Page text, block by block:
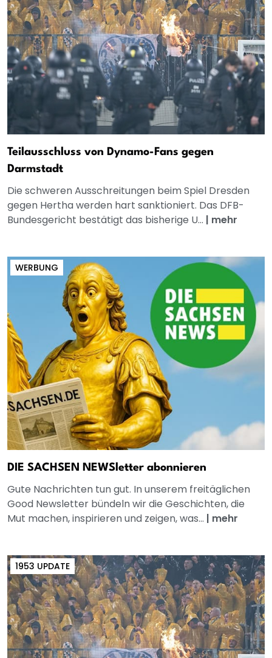
Teilausschluss von Dynamo-Fans gegen
Darmstadt
Die schweren Ausschreitungen beim Spiel Dresden
gegen Hertha werden hart sanktioniert. Das DFB-
Bundesgericht bestätigt das bisherige U... | mehr
WERBUNG
DIE SACHSEN NEWSletter abonnieren
Gute Nachrichten tun gut. In unserem freitäglichen
Good Newsletter bündeln wir die Geschichten, die
Mut machen, inspirieren und zeigen, was... | mehr
1953 UPDATE